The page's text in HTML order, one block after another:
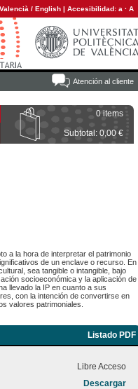
Valencià / English | Accesibilidad: a · A
Atención al cliente
0 items
Subtotal: 0,00 €
a la hora de interpretar el patrimonio
de un enclave o recurso. En
sea tangible o intangible, bajo
socioeconómica y la aplicación de
llevado la IP en cuanto a sus
con la intención de convertirse en
valores patrimoniales.
Listado PDF
Libre Acceso
Descargar